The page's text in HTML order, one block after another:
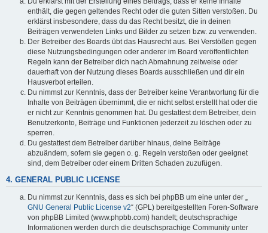
enthält, die gegen geltendes Recht oder die guten Sitten verstoßen. Du
erklärst insbesondere, dass du das Recht besitzt, die in deinen
Beiträgen verwendeten Links und Bilder zu setzen bzw. zu verwenden.
Der Betreiber des Boards übt das Hausrecht aus. Bei Verstößen gegen
diese Nutzungsbedingungen oder anderer im Board veröffentlichten
Regeln kann der Betreiber dich nach Abmahnung zeitweise oder
dauerhaft von der Nutzung dieses Boards ausschließen und dir ein
Hausverbot erteilen.
Du nimmst zur Kenntnis, dass der Betreiber keine Verantwortung für die
Inhalte von Beiträgen übernimmt, die er nicht selbst erstellt hat oder die
er nicht zur Kenntnis genommen hat. Du gestattest dem Betreiber, dein
Benutzerkonto, Beiträge und Funktionen jederzeit zu löschen oder zu
sperren.
Du gestattest dem Betreiber darüber hinaus, deine Beiträge
abzuändern, sofern sie gegen o. g. Regeln verstoßen oder geeignet
sind, dem Betreiber oder einem Dritten Schaden zuzufügen.
4. GENERAL PUBLIC LICENSE
Du nimmst zur Kenntnis, dass es sich bei phpBB um eine unter der „
GNU General Public License v2“ (GPL) bereitgestellten Foren-Software
von phpBB Limited (www.phpbb.com) handelt; deutschsprachige
Informationen werden durch die deutschsprachige Community unter